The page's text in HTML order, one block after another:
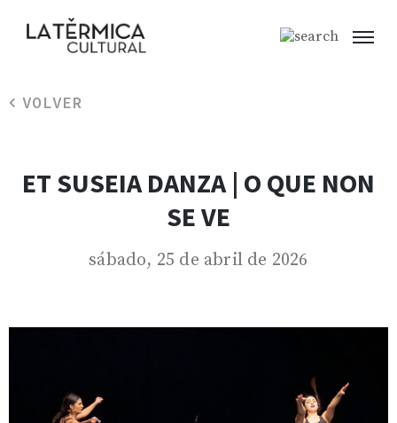
VOLVER
ET SUSEIA DANZA | O QUE NON
SE VE
sábado, 25 de abril de 2026